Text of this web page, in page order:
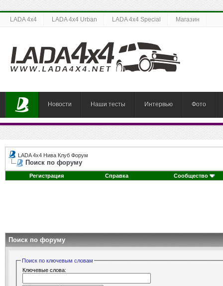
LADA 4x4 LADA 4x4 Urban LADA 4x4 Special Магазин
Новости Наши тесты Интервью Фото
LADA 4x4 Нива Клуб Форум
Поиск по форуму
Регистрация Справка Сообщество
Поиск по форуму
Поиск по ключевым словам
Ключевые слова: